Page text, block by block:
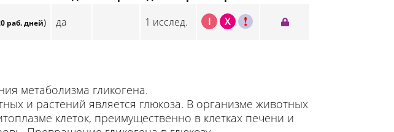
раб. дней) да 1 исслед. I X C
метаболизма гликогена.
и растений является глюкоза. В организме животных
клеток, преимущественно в клетках печени и